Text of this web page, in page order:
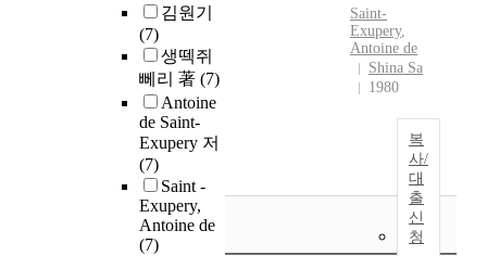
김원기
(7)
생떽쥐
뻬리 著 (7)
Antoine
de Saint-
Exupery 저
(7)
Saint -
Exupery,
Antoine de
(7)
Saint-
Exupery,
Antoine de
Shina Sa
1980
복
사/
대
출
신
청